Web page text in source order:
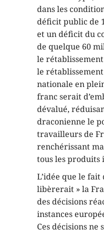
dans les
déficit public de
et un déficit du
de quelque 60
le
le
nationale en
franc serait
dévalué,
draconienne le
travailleurs de
renchérissant
tous les produits
L’idée que le fait
libèrerait » la
des décisions
instances
Ces décisions